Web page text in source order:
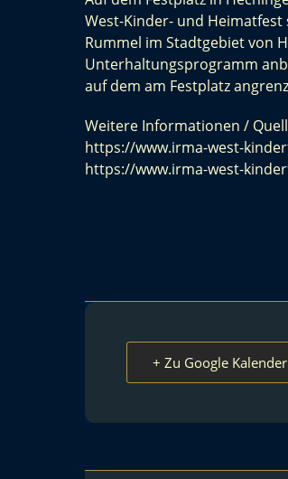
West-Kinder- und
Rummel im Stadtgebiet von
Unterhaltungsprogramm
auf dem am Festplatz
Weitere Informationen /
https://www.irma-west-
https://www.irma-west-
+ Zu Google